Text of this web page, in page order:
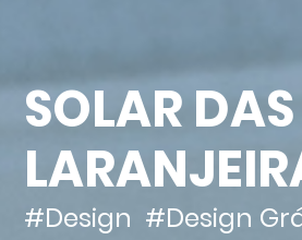
SOLAR DAS
#Design #Design